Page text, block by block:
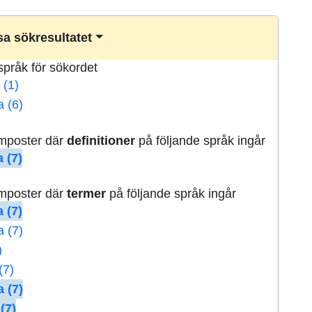
sökresultatet
för sökordet
(1)
(6)
därdefinitioner på följande språk ingår
(7)
därtermer på följande språk ingår
(7)
(7)
(7)